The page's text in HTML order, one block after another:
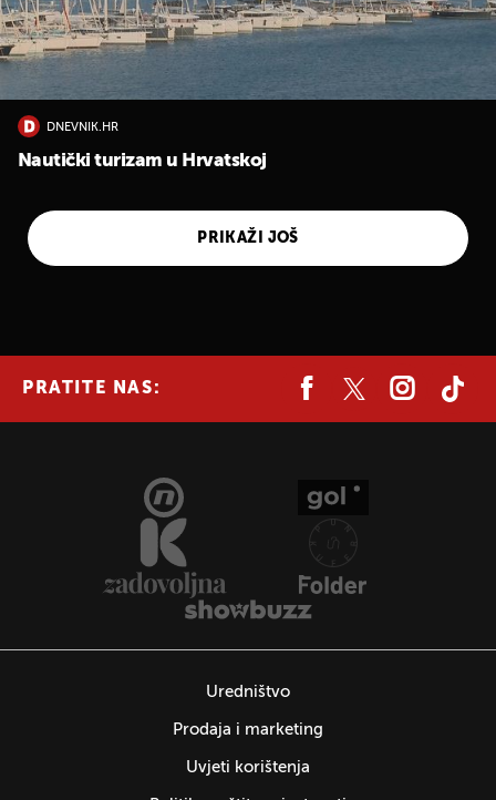
DNEVNIK.HR
Nautički turizam u Hrvatskoj
PRIKAŽI JOŠ
PRATITE NAS:
Uredništvo
Prodaja i marketing
Uvjeti korištenja